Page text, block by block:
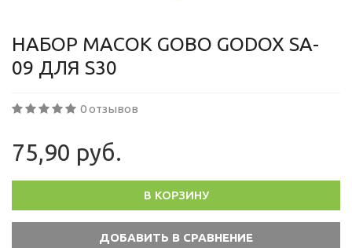
НАБОР МАСОК GOBO GODOX SA-
09 ДЛЯ S30
0 отзывов
75,90 руб.
В КОРЗИНУ